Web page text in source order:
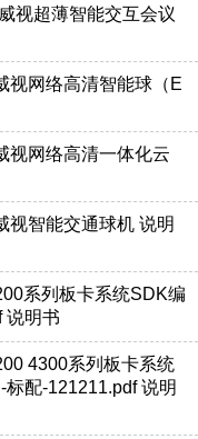
视超薄智能交互会议
视网络高清智能球（E
视网络高清一体化云
视智能交通球机 说明
系列板卡系统SDK编
说明书
4300系列板卡系统
配-121211.pdf 说明